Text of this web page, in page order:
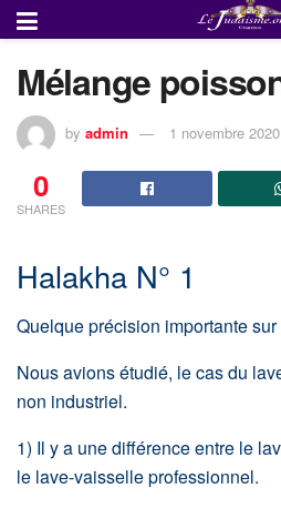
Mélange
by admin 1 novembre 2020
0
SHARES
Halakha N° 1
Quelque précision importante
Nous avions étudié, le cas du
non industriel.
1) Il y a une différence entre le
le lave-vaisselle professionnel.